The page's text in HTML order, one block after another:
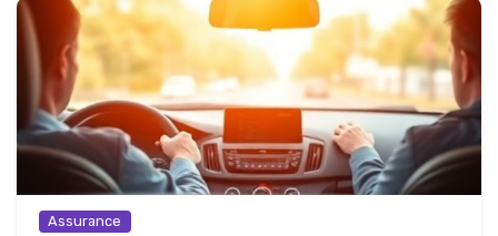
Assurance